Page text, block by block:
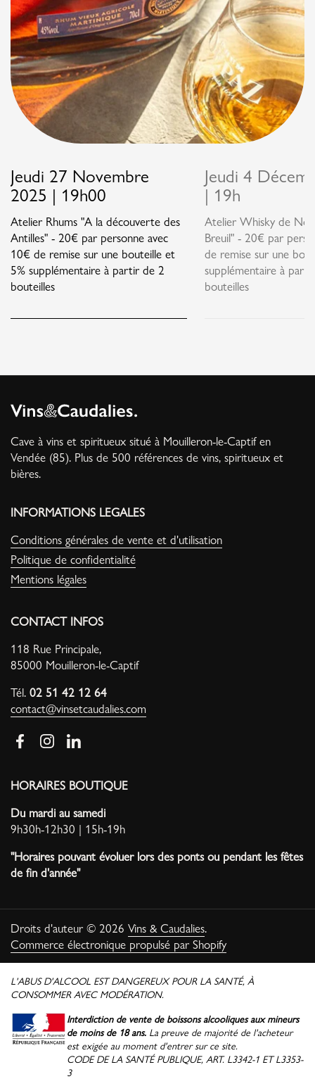
Jeudi 27 Novembre
2025 | 19h00
Atelier Rhums "A la découverte des
Antilles" - 20€ par personne avec
10€ de remise sur une bouteille et
5% supplémentaire à partir de 2
bouteilles
Jeudi 4
| 19h
Atelier Whisky de
Breuil" - 20€ par
de remise sur une
supplémentaire à
bouteilles
Cave à vins et spiritueux situé à Mouilleron-le-Captif en
Vendée (85). Plus de 500 références de vins, spiritueux et
bières.
INFORMATIONS LEGALES
Conditions générales de vente et d'utilisation
Politique de confidentialité
Mentions légales
CONTACT INFOS
118 Rue Principale,
85000 Mouilleron-le-Captif
Tél. 02 51 42 12 64
contact@vinsetcaudalies.com
FacebookInstagramLinkedIn
HORAIRES BOUTIQUE
Du mardi au samedi
9h30h-12h30 | 15h-19h
"Horaires pouvant évoluer lors des ponts ou pendant les fêtes
de fin d'année"
Droits d'auteur © 2026 Vins & Caudalies.
Commerce électronique propulsé par Shopify
L'ABUS D'ALCOOL EST DANGEREUX POUR LA SANTÉ, À
CONSOMMER AVEC MODÉRATION.
Interdiction de vente de boissons alcooliques aux mineurs
de moins de 18 ans. La preuve de majorité de l'acheteur
est exigée au moment d'entrer sur ce site.
CODE DE LA SANTÉ PUBLIQUE, ART. L3342-1 ET L3353-
3